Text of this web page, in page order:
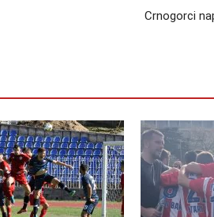
Crnogorci